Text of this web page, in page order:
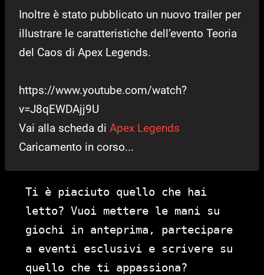
Inoltre è stato pubblicato un nuovo trailer per
illustrare le caratteristiche dell’evento Teoria
del Caos di Apex Legends.
https://www.youtube.com/watch?
v=J8qEWDAjj9U
Vai alla scheda di Apex Legends
Caricamento in corso...
Ti è piaciuto quello che hai
letto? Vuoi mettere le mani su
giochi in anteprima, partecipare
a eventi esclusivi e scrivere su
quello che ti appassiona?